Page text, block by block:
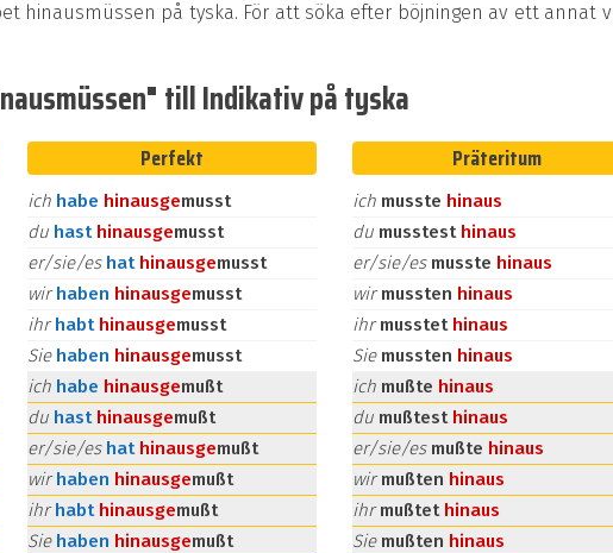
hinausmüssen på tyska. För att söka efter böjningen av ett annat
till Indikativ på tyska
Perfekt
ich habe hinausgemusst
du hast hinausgemusst
er/sie/es hat hinausgemusst
wirhaben hinausgemusst
ihrhabt hinausgemusst
Sie haben hinausgemusst
ich habe hinausgemußt
du hast hinausgemußt
er/sie/es hat hinausgemußt
wirhaben hinausgemußt
ihrhabt hinausgemußt
Sie haben hinausgemußt
Präteritum
ich musste hinaus
du musstest hinaus
er/sie/es musste hinaus
wirmussten hinaus
ihrmusstet hinaus
Sie mussten hinaus
ich mußte hinaus
du mußtest hinaus
er/sie/es mußte hinaus
wirmußten hinaus
ihrmußtet hinaus
Sie mußten hinaus